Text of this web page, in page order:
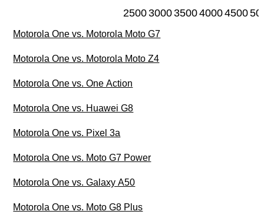
25003000350040004500
Motorola One vs. Motorola Moto G7
Motorola One vs. Motorola Moto Z4
Motorola One vs. One Action
Motorola One vs. Huawei G8
Motorola One vs. Pixel 3a
Motorola One vs. Moto G7 Power
Motorola One vs. Galaxy A50
Motorola One vs. Moto G8 Plus